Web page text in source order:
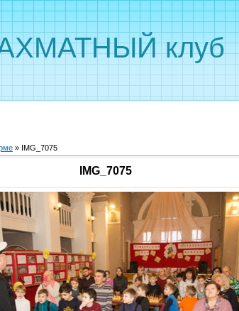
клуб
» IMG_7075
IMG_7075